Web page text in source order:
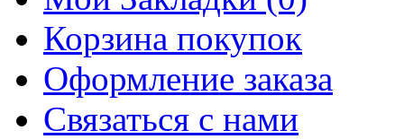
Корзина покупок
Оформление заказа
Связаться с нами